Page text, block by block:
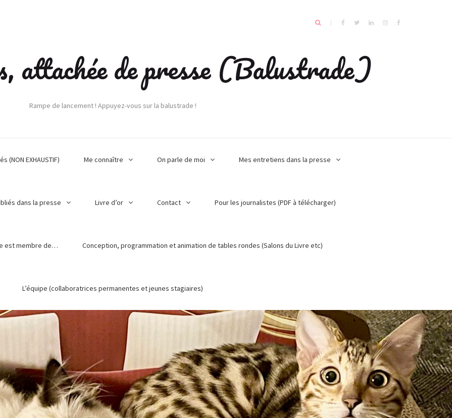
attachée de presse (Balustrade)
Rampe de lancement ! Appuyez-vous sur la balustrade !
(NON EXHAUSTIF) Me connaître On parle de moi Mes entretiens dans la presse
dans la presse Livre d’or Contact Pour les journalistes (PDF à télécharger)
est membre de… Conception, programmation et animation de tables rondes (Salons du Livre etc)
L’équipe (collaboratrices permanentes et jeunes stagiaires)